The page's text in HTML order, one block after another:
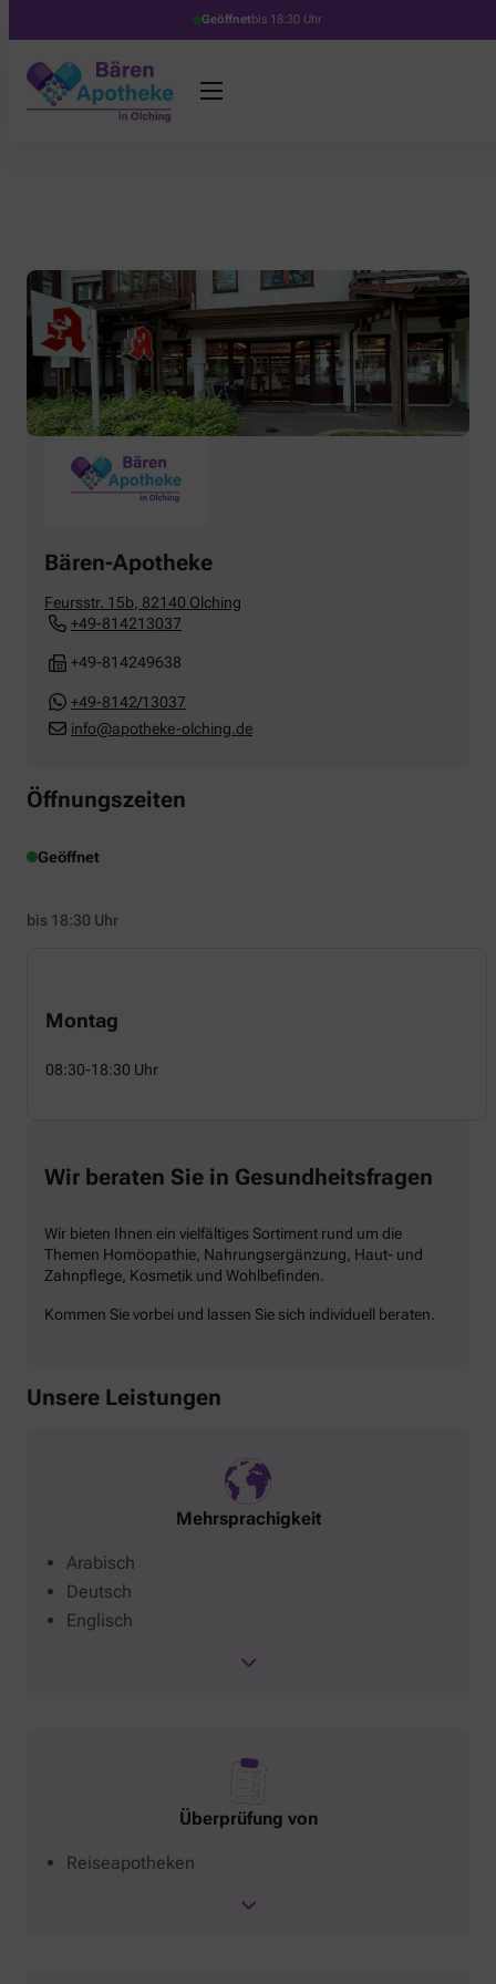
Geöffnetbis 18:30 Uhr
Bären-Apotheke
Feursstr. 15b, 82140 Olching
+49-814213037
+49-814249638
+49-8142/13037
info@apotheke-olching.de
Öffnungszeiten
Geöffnet
bis 18:30 Uhr
Montag
08:30-18:30 Uhr
Wir beraten Sie in Gesundheitsfragen
Wir bieten Ihnen ein vielfältiges Sortiment rund um die
Themen Homöopathie, Nahrungsergänzung, Haut- und
Zahnpflege, Kosmetik und Wohlbefinden.
Kommen Sie vorbei und lassen Sie sich individuell beraten.
Unsere Leistungen
Mehrsprachigkeit
Arabisch
Deutsch
Englisch
Überprüfung von
Reiseapotheken